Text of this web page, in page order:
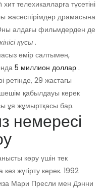
телехикаяларға түсетіні
жасөспірімдер драмасына
алдағы фильмдерден де
құсы .
өмір салтымен,
5 миллион доллар .
ретінде, 29 жастағы
шешім қабылдауы керек
ұя жұмыртқасы бар.
немересі
көру үшін тек
жүгірту керек. 1992
Мари Пресли мен Дэнни